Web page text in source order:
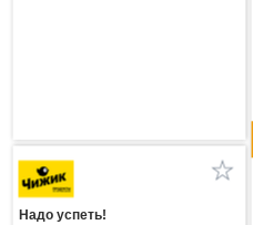
Надо успеть!